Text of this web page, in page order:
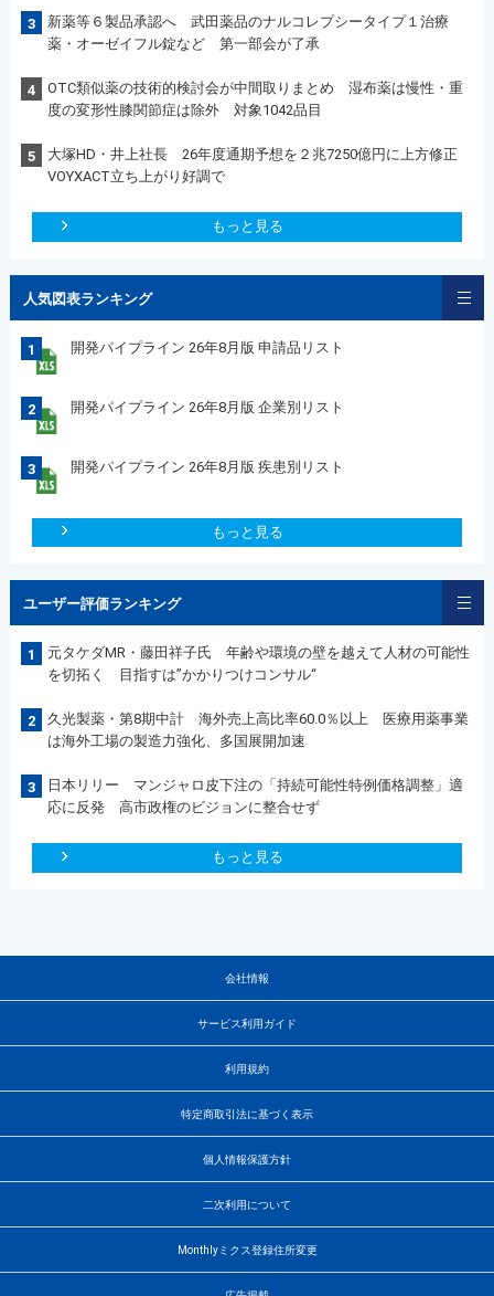
3
新薬等６製品承認へ 武田薬品のナルコレプシータイプ１治療
薬・オーゼイフル錠など 第一部会が了承
4
OTC類似薬の技術的検討会が中間取りまとめ 湿布薬は慢性・重
度の変形性膝関節症は除外 対象1042品目
5
大塚HD・井上社長 26年度通期予想を２兆7250億円に上方修正
VOYXACT立ち上がり好調で
もっと見る
人気図表ランキング
1 開発パイプライン 26年8月版 申請品リスト
2 開発パイプライン 26年8月版 企業別リスト
3 開発パイプライン 26年8月版 疾患別リスト
もっと見る
ユーザー評価ランキング
1
元タケダMR・藤田祥子氏 年齢や環境の壁を越えて人材の可能性
を切拓く 目指すは”かかりつけコンサル“
2
久光製薬・第8期中計 海外売上高比率60.0％以上 医療用薬事業
は海外工場の製造力強化、多国展開加速
3
日本リリー マンジャロ皮下注の「持続可能性特例価格調整」適
応に反発 高市政権のビジョンに整合せず
もっと見る
会社情報
サービス利用ガイド
利用規約
特定商取引法に基づく表示
個人情報保護方針
二次利用について
Monthlyミクス登録住所変更